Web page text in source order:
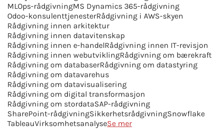
MLOps-rådgivningMS Dynamics 365-rådgivning
Odoo-konsulenttjenesterRådgivning i AWS-skyen
Rådgivning innen arkitektur
Rådgivning innen datavitenskap
Rådgivning innen e-handelRådgivning innen IT-revisjon
Rådgivning innen webutviklingRådgivning om bærekraft
Rådgivning om databaserRådgivning om datastyring
Rådgivning om datavarehus
Rådgivning om datavisualisering
Rådgivning om digital transformasjon
Rådgivning om stordataSAP-rådgivning
SharePoint-rådgivningSikkerhetsrådgivningSnowflake
TableauVirksomhetsanalyseSe mer